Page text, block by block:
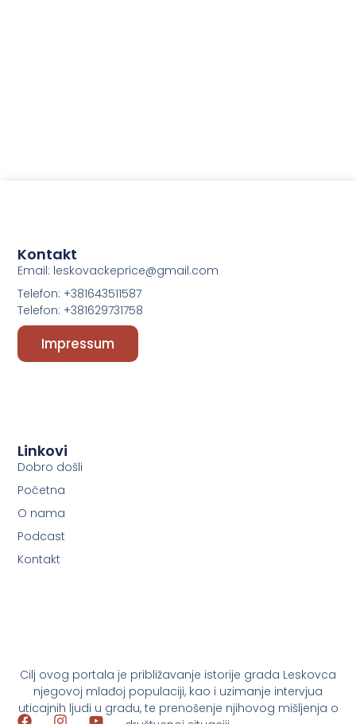
Cilj ovog portala je približavanje istorije grada Leskovca
njegovoj mlađoj populaciji, kao i uzimanje intervjua
uticajnih ljudi u gradu, te prenošenje njihovog mišljenja o
F I Y
Linkovi
Dobro došli
Početna
O nama
Podcast
Kontakt
Kontakt
Email: leskovackeprice@gmail.com
Telefon: +381643511587
Telefon: +381629731758
Impressum